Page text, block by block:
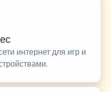
интернет для игр и